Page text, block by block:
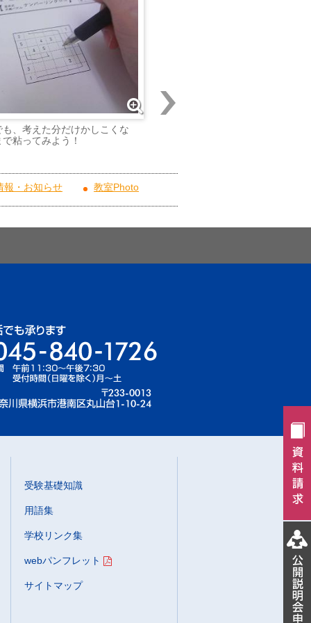
、考えた分だけかしこくな
粘ってみよう！
報・お知らせ 教室Photo
受験基礎知識
用語集
学校リンク集
webパンフレット
サイトマップ